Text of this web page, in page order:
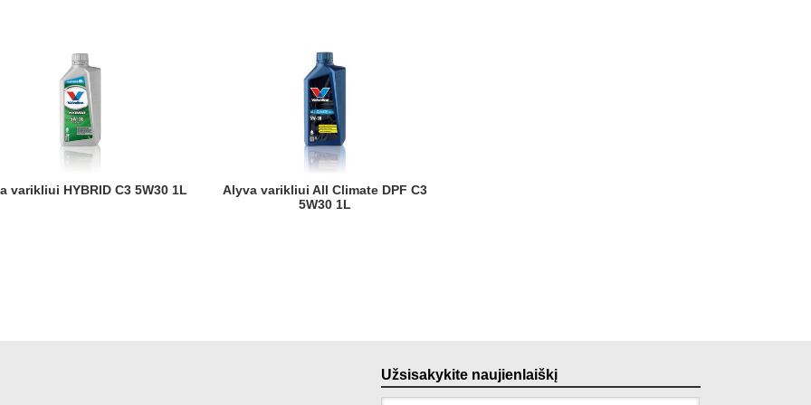
varikliui HYBRID C3 5W30 1L
Alyva varikliui All Climate DPF C3
5W30 1L
Užsisakykite naujienlaiškį